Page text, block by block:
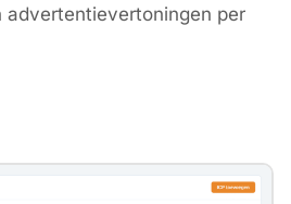
advertentievertoningen per